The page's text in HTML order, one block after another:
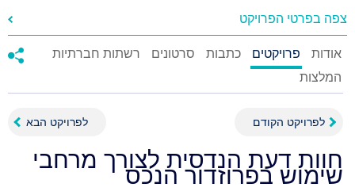
צפה בפרטי הפרויקט
אודות פרויקטים כתבות סרטונים
רשתות חברתיות
המלצות
לפרויקט הקודם לפרויקט הבא
חוות דעת הנדסית לצורך מרחבי
שימוש בפרוזדור הנכס